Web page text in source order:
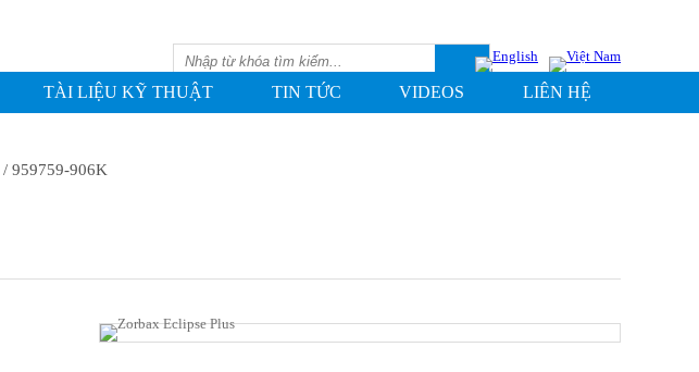
TÀI LIỆU KỸ THUẬT TIN TỨC VIDEOS LIÊN HỆ
/ 959759-906K